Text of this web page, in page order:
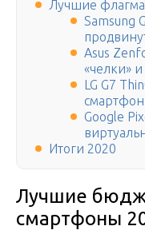
Лучшие
Samsung
Asus
«челки»
LG G7
смартфон
Google
Итоги 2020
Лучшие
смартфоны